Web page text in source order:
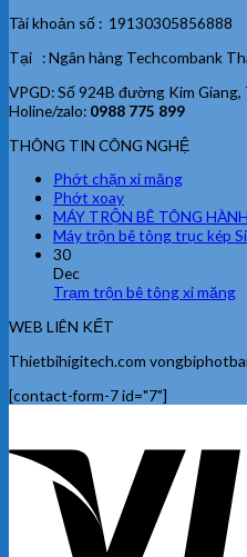
Tài khoản số : 19130305856888
Tại : Ngân hàng Techcombank
VPGD: Số 924B đường Kim
Holine/zalo: 0988 775 899
THÔNG TIN CÔNG NGHỆ
Phớt chặn xi măng
Phớt xoay
MÁY TRỘN BÊ TÔNG
Máy trộn bê tông trục kép
30
Dec
Trạm trộn bê tông xi măng
WEB LIÊN KẾT
Thietbihigitech.com
[contact-form-7 id="7"]